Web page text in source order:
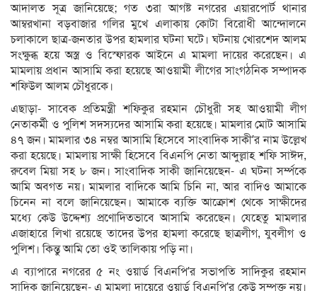
আদালত সূত্র জানিয়েছে; গত ৩রা আগষ্ট নগরের এয়ারপোর্ট থানার
আম্বরখানা বড়বাজার গলির মুখে এলাকায় কোটা বিরোধী আন্দোলনে
চলাকালে ছাত্র-জনতার উপর হামলার ঘটনা ঘটে। ঘটনায় খোরশেদ আলম
সংক্ষুব্ধ হয়ে অস্ত্র ও বিস্ফোরক আইনে এ মামলা দায়ের করেছেন। এ
মামলায় প্রধান আসামি করা হয়েছে আওয়ামী লীগের সাংগঠনিক সম্পাদক
শফিউল আলম চৌধুরকে।
এছাড়া- সাবেক প্রতিমন্ত্রী শফিকুর রহমান চৌধুরী সহ আওয়ামী লীগ
নেতাকর্মী ও পুলিশ সদস্যদের আসামি করা হয়েছে। মামলার মোট আসামি
৪৭ জন। মামলার ৩৪ নম্বর আসামি হিসেবে সাংবাদিক সাকী’র নাম উল্লেখ
করা হয়েছে। মামলায় সাক্ষী হিসেবে বিএনপি নেতা আব্দুল্লাহ শফি সাঈদ,
রুবেল মিয়া সহ ৮ জন। সাংবাদিক সাকী জানিয়েছেন- এ ঘটনা সর্ম্পকে
আমি অবগত নয়। মামলার বাদিকে আমি চিনি না, আর বাদিও আমাকে
চিনেন না বলে জানিয়েছেন। আমাকে ব্যক্তি আক্রোশ থেকে সাক্ষীদের
মধ্যে কেউ উদ্দেশ্য প্রণোদিতভাবে আসামি করেছেন। যেহেতু মামলার
এজাহারে লিখা রয়েছে তাদের উপর হামলা করেছে ছাত্রলীগ, যুবলীগ ও
পুলিশ। কিন্তু আমি তো ওই তালিকায় পড়ি না।
এ ব্যাপারে নগরের ৫ নং ওয়ার্ড বিএনপি’র সভাপতি সাদিকুর রহমান
সাদিক জানিয়েছেন- এ মামলা দায়েরে ওয়ার্ড বিএনপি’র কেউ সম্পৃক্ত নয়।